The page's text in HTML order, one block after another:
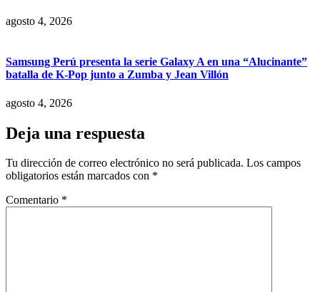
agosto 4, 2026
Samsung Perú presenta la serie Galaxy A en una “Alucinante”
batalla de K-Pop junto a Zumba y Jean Villón
agosto 4, 2026
Deja una respuesta
Tu dirección de correo electrónico no será publicada. Los campos
obligatorios están marcados con *
Comentario *